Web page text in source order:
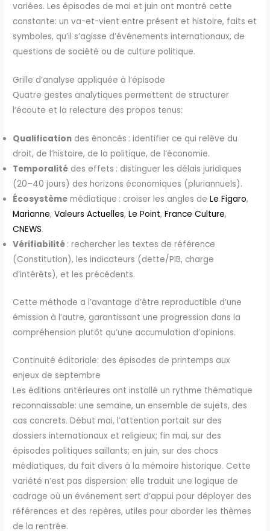
variées. Les épisodes de mai et juin ont montré cette
constante: un va-et-vient entre présent et histoire, faits et
symboles, qu’il s’agisse d’événements internationaux, de
questions de société ou de culture politique.
Grille d’analyse appliquée à l’épisode
Quatre gestes analytiques permettent de structurer
l’écoute et la relecture des propos tenus:
Qualification des énoncés : identifier ce qui relève du
droit, de l’histoire, de la politique, de l’économie.
Temporalité des effets : distinguer les délais juridiques
(20–40 jours) des horizons économiques (pluriannuels).
Écosystème médiatique : croiser les angles deLe Figaro,
Marianne,Valeurs Actuelles,Le Point,France Culture,
CNEWS.
Vérifiabilité : rechercher les textes de référence
(Constitution), les indicateurs (dette/PIB, charge
d’intérêts), et les précédents.
Cette méthode a l’avantage d’être reproductible d’une
émission à l’autre, garantissant une progression dans la
compréhension plutôt qu’une accumulation d’opinions.
Continuité éditoriale: des épisodes de printemps aux
enjeux de septembre
Les éditions antérieures ont installé un rythme thématique
reconnaissable: une semaine, un ensemble de sujets, des
cas concrets. Début mai, l’attention portait sur des
dossiers internationaux et religieux; fin mai, sur des
épisodes politiques saillants; en juin, sur des chocs
médiatiques, du fait divers à la mémoire historique. Cette
variété n’est pas dispersion: elle traduit une logique de
cadrage où un événement sert d’appui pour déployer des
références et des repères, utiles pour aborder les thèmes
de la rentrée.